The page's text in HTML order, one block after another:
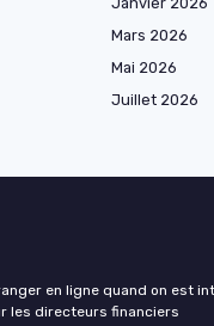
Mars 2026
Mai 2026
Juillet 2026
en ligne quand on est
les directeurs financiers